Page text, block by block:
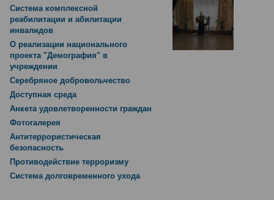
Система комплексной
реабилитации и абилитации
инвалидов
О реализации национального
проекта "Демография" в
учреждении
Серебряное добровольчество
Доступная среда
Анкета удовлетворенности граждан
Фотогалерея
Антитеррористическая
безопасность
Противодействие терроризму
Система долговременного ухода